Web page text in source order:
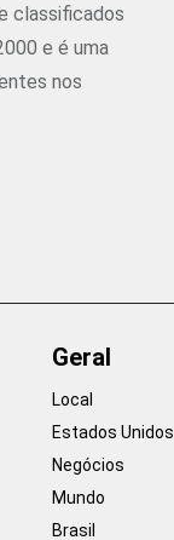
classificados
e é uma
nos
Geral
Local
Estados Unidos
Negócios
Mundo
Brasil